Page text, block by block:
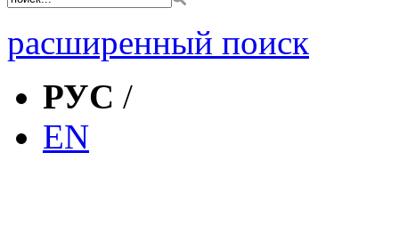
расширенный поиск
РУС /
EN